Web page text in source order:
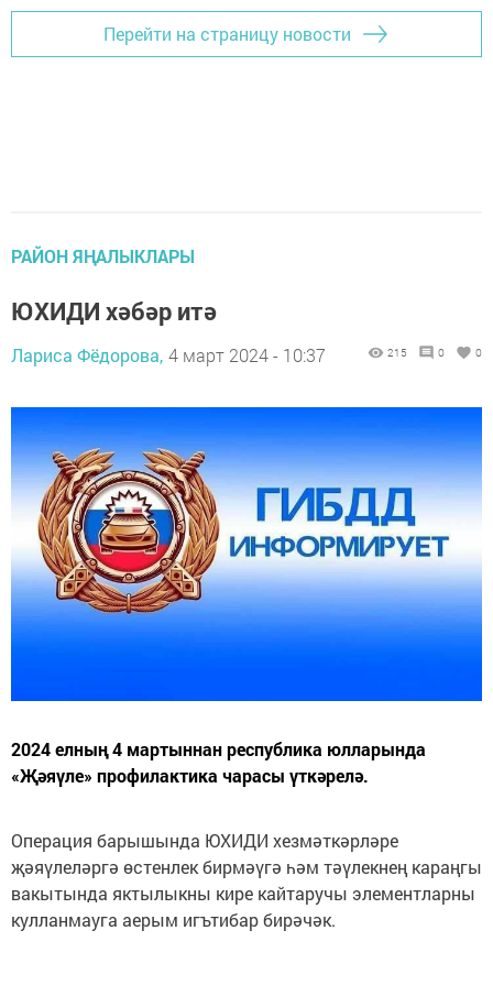
Перейти на страницу новости
РАЙОН ЯҢАЛЫКЛАРЫ
ЮХИДИ хәбәр итә
Лариса Фёдорова, 4 март 2024 - 10:37 215 0 0
2024 елның 4 мартыннан республика юлларында
«Җәяүле» профилактика чарасы үткәрелә.
Операция барышында ЮХИДИ хезмәткәрләре
җәяүлеләргә өстенлек бирмәүгә һәм тәүлекнең караңгы
вакытында яктылыкны кире кайтаручы элементларны
кулланмауга аерым игътибар бирәчәк.